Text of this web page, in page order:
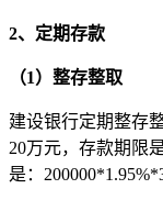
2、定期存款
（1）整存整取
建设银行定期整存
20万元，存款期限
是：